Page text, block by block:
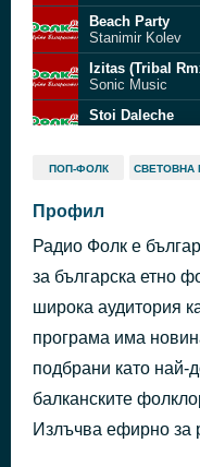
Beach Party
Stanimir Kolev
Izitas (Tribal
Sonic Music
Stoi Daleche
Ако някога -
Σ' αγαπώ
A Ticket Of
Uechi Masaya
Isitirio Ena
Nikos
ПОП-ФОЛК СВЕТОВНА
Профил
Радио Фолк е
за българска етно
широка аудитория
програма има
подбрани като най-
балканските
Излъчва ефирно за